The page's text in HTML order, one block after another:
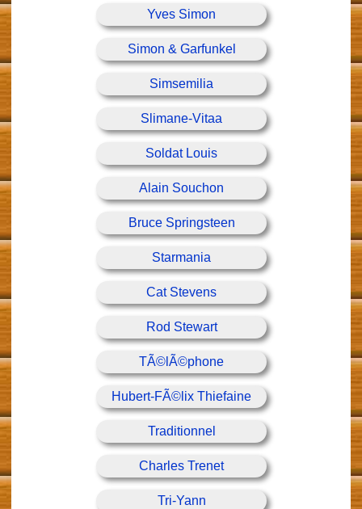
Yves Simon
Simon & Garfunkel
Simsemilia
Slimane-Vitaa
Soldat Louis
Alain Souchon
Bruce Springsteen
Starmania
Cat Stevens
Rod Stewart
TÃ©lÃ©phone
Hubert-FÃ©lix Thiefaine
Traditionnel
Charles Trenet
Tri-Yann